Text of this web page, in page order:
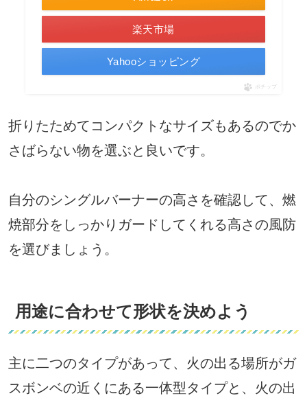
楽天市場
Yahooショッピング
ポチップ
折りたためてコンパクトなサイズもあるのでか
さばらない物を選ぶと良いです。
自分のシングルバーナーの高さを確認して、燃
焼部分をしっかりガードしてくれる高さの風防
を選びましょう。
用途に合わせて形状を決めよう
主に二つのタイプがあって、火の出る場所がガ
スボンベの近くにある一体型タイプと、火の出